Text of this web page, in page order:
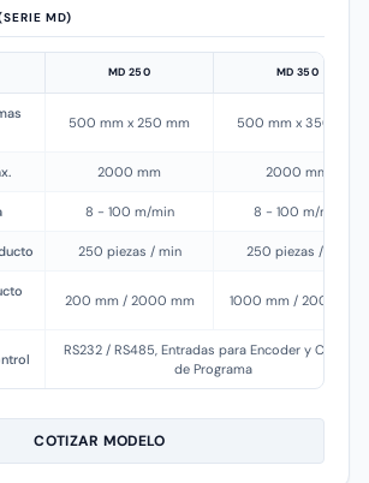
MD)
MD 250 MD 350
500 mm x 250 mm 500 mm x 350 mm
2000 mm 2000 mm
8 - 100 m/min 8 - 100 m/min
250 piezas / min 250 piezas / min
200 mm / 2000 mm 1000 mm / 2000 mm
RS232 / RS485, Entradas para Encoder y Cambio
de Programa
COTIZAR MODELO